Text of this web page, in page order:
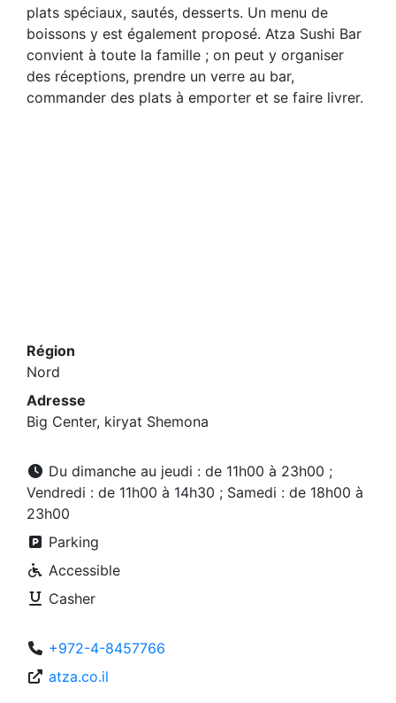
plats spéciaux, sautés, desserts. Un menu de
boissons y est également proposé. Atza Sushi Bar
convient à toute la famille ; on peut y organiser
des réceptions, prendre un verre au bar,
commander des plats à emporter et se faire livrer.
Région
Nord
Adresse
Big Center, kiryat Shemona
Du dimanche au jeudi : de 11h00 à 23h00 ;
Vendredi : de 11h00 à 14h30 ; Samedi : de 18h00 à
23h00
Parking
Accessible
Casher
+972-4-8457766
atza.co.il